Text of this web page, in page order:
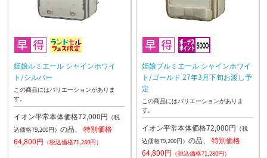
姫娘ルミエール シャインホワイ
ト/シルバー
この商品にはバリエーションがありま
す。
イオン平常本体価格72,000円 （税
込価格79,200円） の品、 特別価格
64,800円 （税込価格71,280円）
姫娘プルミエール シャインホワイ
ト/ゴールド 27年3月下旬お渡し予
定
この商品にはバリエーションがありま
す。
イオン平常本体価格72,000円 （税
込価格79,200円） の品、 特別価格
64,800円 （税込価格71,280円）